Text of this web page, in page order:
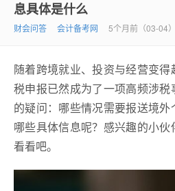
息具体是什么
财会问答 会计备考网 5个月前（03-04）
随着跨境就业、投资与经营变
税申报已然成为了一项高频涉
的疑问：哪些情况需要报送境
哪些具体信息呢？感兴趣的小
看看吧。